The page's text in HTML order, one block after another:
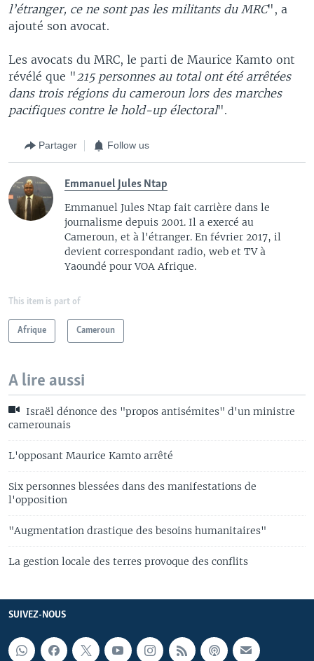
l’étranger, ce ne sont pas les militants du MRC", a
ajouté son avocat.
Les avocats du MRC, le parti de Maurice Kamto ont
révélé que " 215 personnes au total ont été arrêtées
dans trois régions du cameroun lors des marches
pacifiques contre le hold-up électoral".
Partager Follow us
Emmanuel Jules Ntap
Emmanuel Jules Ntap fait carrière dans le
journalisme depuis 2001. Il a exercé au
Cameroun, et à l'étranger. En février 2017, il
devient correspondant radio, web et TV à
Yaoundé pour VOA Afrique.
This item is part of
Afrique Cameroun
A lire aussi
Israël dénonce des "propos antisémites" d'un ministre
camerounais
L'opposant Maurice Kamto arrêté
Six personnes blessées dans des manifestations de
l'opposition
"Augmentation drastique des besoins humanitaires"
La gestion locale des terres provoque des conflits
SUIVEZ-NOUS